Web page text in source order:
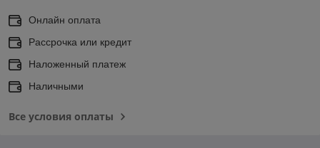
Онлайн оплата
Рассрочка или кредит
Наложенный платеж
Наличными
Все условия оплаты